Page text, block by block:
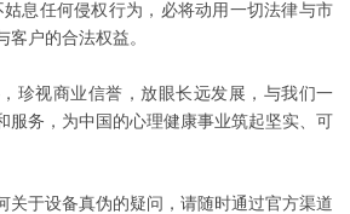
息任何侵权行为，必将动用一切法律与市
户的合法权益。
珍视商业信誉，放眼长远发展，与我们一
服务，为中国的心理健康事业筑起坚实、可
关于设备真伪的疑问，请随时通过官方渠道